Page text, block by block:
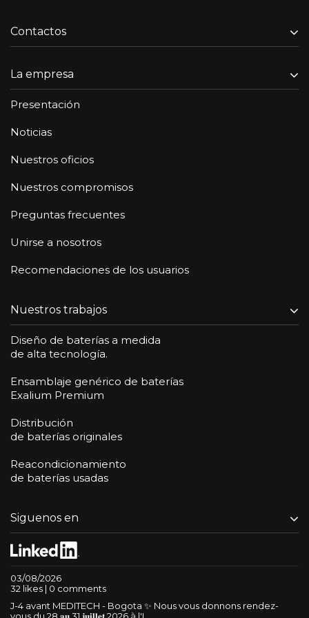
Contactos
La empresa
Presentación
Noticias
Nuestros oficios
Nuestros compromisos
Preguntas frecuentes
Unirse a nosotros
Recomendaciones de los usuarios
Nuestros trabajos
Diseño de baterías a medida
de alta tecnología.
Ensamblaje genérico de baterías
Exalium Premium
Distribución
de baterías originales
Reacondicionamiento
de baterías usadas
Siguenos en
03/08/2026
32 likes | 0 comments
J-4 avant MEDITECH - Bogota ✨ Nous vous donnons rendez-
vous du 28 𝐚𝐮 31 𝐣𝐮𝐢𝐥𝐥𝐞𝐭 2026 à l'I...